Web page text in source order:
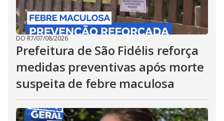
DO R7/07/08/2026
Prefeitura de São Fidélis reforça
medidas preventivas após morte
suspeita de febre maculosa